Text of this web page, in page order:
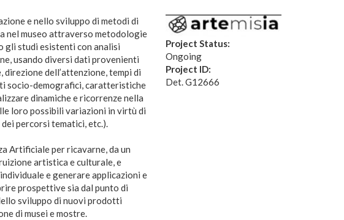
e nello sviluppo di metodi di
nel museo attraverso metodologie
gli studi esistenti con analisi
usando diversi dati provenienti
dell’attenzione, tempi di
socio-demografici, caratteristiche
dinamiche e ricorrenze nella
loro possibili variazioni in virtù di
percorsi tematici, etc.).
Artificiale per ricavarne, da un
artistica e culturale, e
e generare applicazioni e
prospettive sia dal punto di
sviluppo di nuovi prodotti
di musei e mostre.
Project Status:
Ongoing
Project ID:
Det. G12666